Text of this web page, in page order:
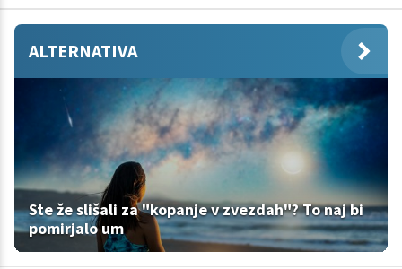
ALTERNATIVA
Ste že slišali za "kopanje v zvezdah"? To naj bi
pomirjalo um